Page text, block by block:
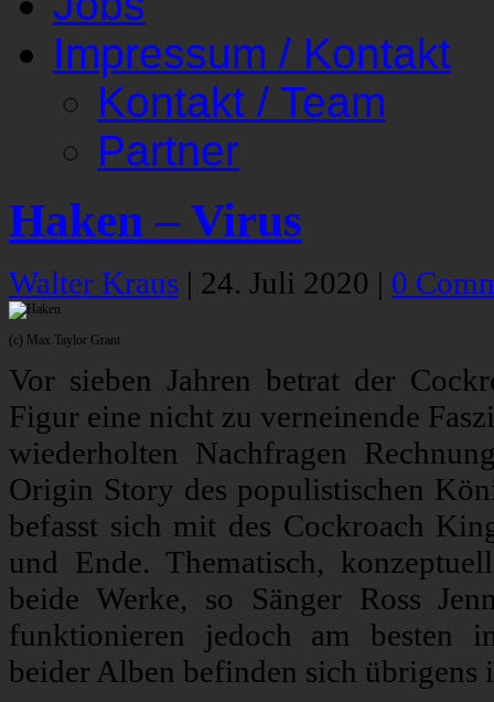
Impressum / Kontakt
Kontakt / Team
Partner
Haken – Virus
Walter Kraus | 24. Juli 2020 | 0
(c) Max Taylor Grant
Vor sieben Jahren betrat der
Figur eine nicht zu verneinende
wiederholten Nachfragen
Origin Story des populistischen
befasst sich mit des Cockroach
und Ende. Thematisch,
beide Werke, so Sänger Ross
funktionieren jedoch am besten
beider Alben befinden sich übrigens